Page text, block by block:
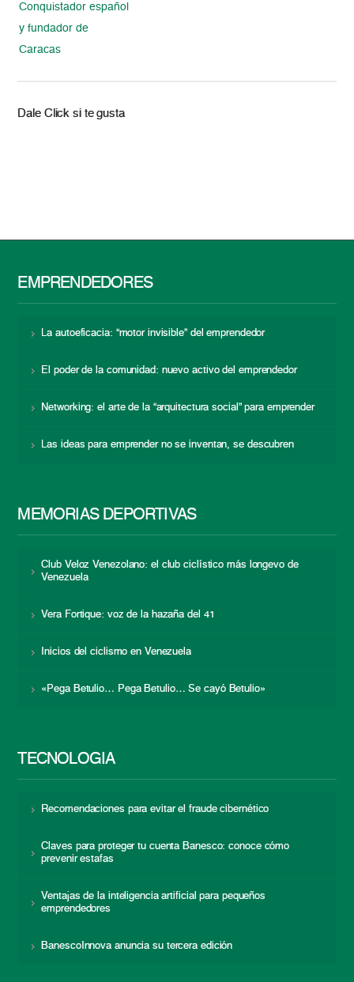
Conquistador español
y fundador de
Caracas
Dale Click si te gusta
EMPRENDEDORES
La autoeficacia: “motor invisible” del emprendedor
El poder de la comunidad: nuevo activo del emprendedor
Networking: el arte de la “arquitectura social” para emprender
Las ideas para emprender no se inventan, se descubren
MEMORIAS DEPORTIVAS
Club Veloz Venezolano: el club ciclístico más longevo de
Venezuela
Vera Fortique: voz de la hazaña del 41
Inicios del ciclismo en Venezuela
«Pega Betulio… Pega Betulio… Se cayó Betulio»
TECNOLOGÍA
Recomendaciones para evitar el fraude cibernético
Claves para proteger tu cuenta Banesco: conoce cómo
prevenir estafas
Ventajas de la inteligencia artificial para pequeños
emprendedores
BanescoInnova anuncia su tercera edición